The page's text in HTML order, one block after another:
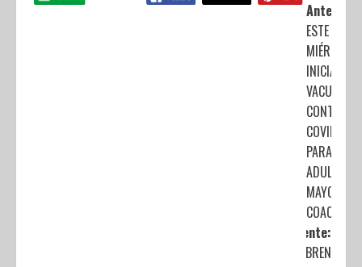
Anterior:
ESTE
MIÉRCOLES
INICIA
CONTRA
COVID-19
PARA
ADULTOS
MAYORES
COACALCO
Siguiente:
ABREN